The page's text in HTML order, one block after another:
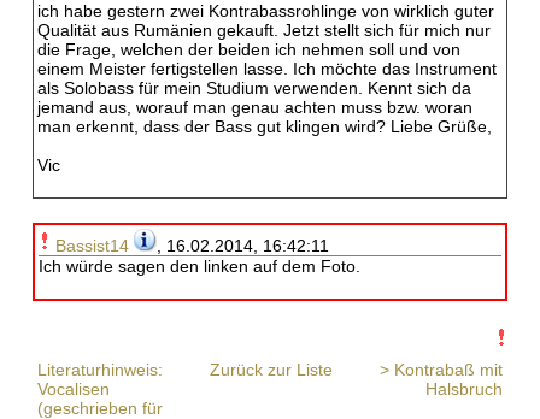
ich habe gestern zwei Kontrabassrohlinge von wirklich guter
Qualität aus Rumänien gekauft. Jetzt stellt sich für mich nur
die Frage, welchen der beiden ich nehmen soll und von
einem Meister fertigstellen lasse. Ich möchte das Instrument
als Solobass für mein Studium verwenden. Kennt sich da
jemand aus, worauf man genau achten muss bzw. woran
man erkennt, dass der Bass gut klingen wird? Liebe Grüße,
Vic
Bassist14
, 16.02.2014, 16:42:11
Ich würde sagen den linken auf dem Foto.
Literaturhinweis:
Vocalisen
(geschrieben für
Zurück zur Liste
> Kontrabaß mit
Halsbruch